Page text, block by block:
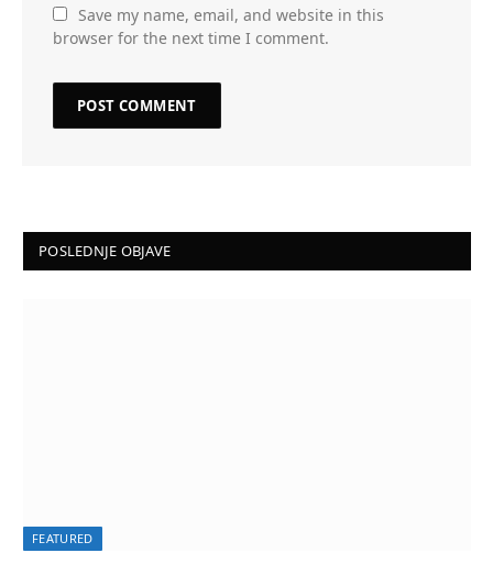
Save my name, email, and website in this
browser for the next time I comment.
POSLEDNJE OBJAVE
FEATURED